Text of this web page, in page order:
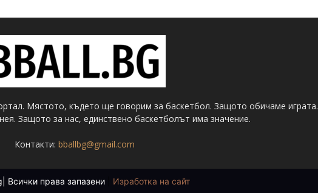
Мястото, където ще говорим за баскетбол. Защото обичаме играта.
Защото за нас, единствено баскетболът има значение.
Контакти: bballbg@gmail.com
Всички права запазени Изработка на сайт